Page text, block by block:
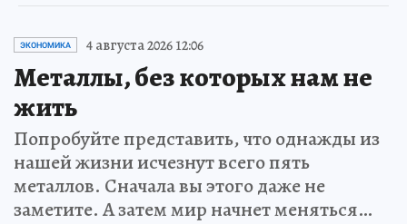
ЭКОНОМИКА 4 августа 2026 12:06
Металлы, без которых нам не
жить
Попробуйте представить, что однажды из
нашей жизни исчезнут всего пять
металлов. Сначала вы этого даже не
заметите. А затем мир начнет меняться…